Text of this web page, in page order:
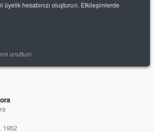
üyelik hesabınızı oluşturun. Etkileşimlerde
unuttum
1952